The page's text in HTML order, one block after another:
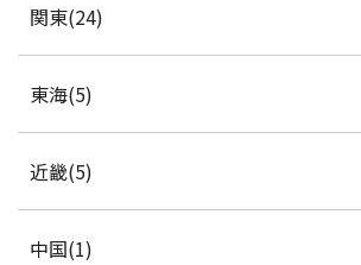
関東(24)
東海(5)
近畿(5)
中国(1)